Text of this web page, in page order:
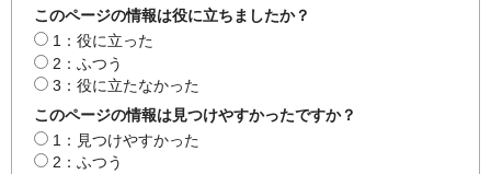
このページの情報は役に立ちましたか？
1：役に立った
2：ふつう
3：役に立たなかった
このページの情報は見つけやすかったですか？
1：見つけやすかった
2：ふつう